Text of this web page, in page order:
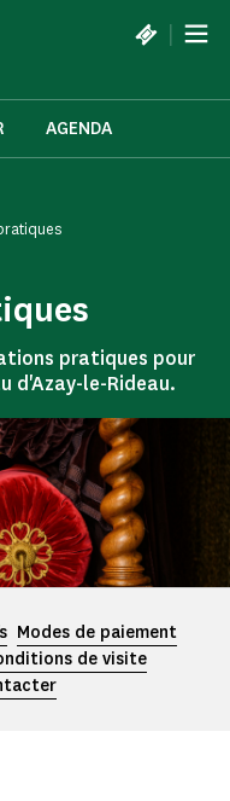
|
AGENDA
pratiques pour
d'Azay-le-Rideau.
Modes de paiement
de visite